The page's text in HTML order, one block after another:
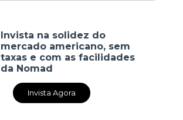
Invista na solidez do
mercado americano, sem
taxas e com as facilidades
da Nomad
Invista Agora